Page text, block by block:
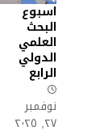
اسبوع
البحث
العلمي
الدولي
الرابع
نوفمبر
٢٧, ٢٠٢٥